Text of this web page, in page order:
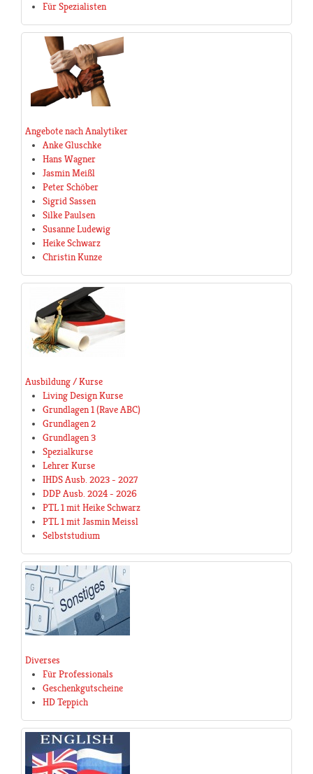
Für Spezialisten
Angebote nach Analytiker
Anke Gluschke
Hans Wagner
Jasmin Meißl
Peter Schöber
Sigrid Sassen
Silke Paulsen
Susanne Ludewig
Heike Schwarz
Christin Kunze
Ausbildung / Kurse
Living Design Kurse
Grundlagen 1 (Rave ABC)
Grundlagen 2
Grundlagen 3
Spezialkurse
Lehrer Kurse
IHDS Ausb. 2023 - 2027
DDP Ausb. 2024 - 2026
PTL 1 mit Heike Schwarz
PTL 1 mit Jasmin Meissl
Selbststudium
Diverses
Für Professionals
Geschenkgutscheine
HD Teppich